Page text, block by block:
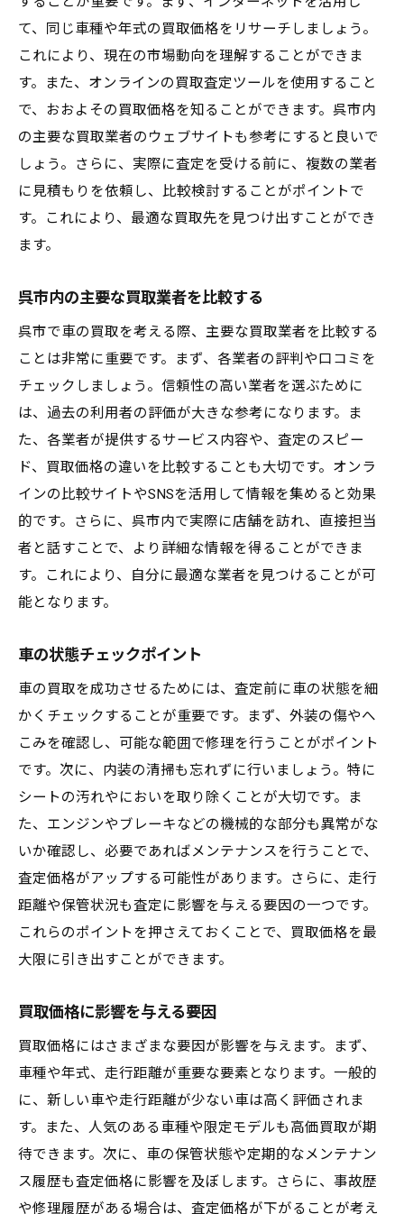
査定時のコミュニケーションポイント
買取業者と交渉するコツ
買取後の手続きと注意点
呉市の買取業者の選び方
呉市で車の買取価格をアップするための具体的
な方法
買取査定のタイミングを見極める
車の売却前にすべきこと
買取業者に高値を引き出す交渉術
車の買取相場を把握する
信頼できる買取業者の選び方
業者の評価基準を理解する
買取価格に影響する要因を学ぶ
査定を依頼する際のポイント
査定後の交渉術
て、同じ車種や年式の買取価格をリサーチしましょう。
これにより、現在の市場動向を理解することができま
す。また、オンラインの買取査定ツールを使用すること
で、おおよその買取価格を知ることができます。呉市内
の主要な買取業者のウェブサイトも参考にすると良いで
しょう。さらに、実際に査定を受ける前に、複数の業者
に見積もりを依頼し、比較検討することがポイントで
す。これにより、最適な買取先を見つけ出すことができ
ます。
呉市内の主要な買取業者を比較する
呉市で車の買取を考える際、主要な買取業者を比較する
ことは非常に重要です。まず、各業者の評判や口コミを
チェックしましょう。信頼性の高い業者を選ぶために
は、過去の利用者の評価が大きな参考になります。ま
た、各業者が提供するサービス内容や、査定のスピー
ド、買取価格の違いを比較することも大切です。オンラ
インの比較サイトやSNSを活用して情報を集めると効果
的です。さらに、呉市内で実際に店舗を訪れ、直接担当
者と話すことで、より詳細な情報を得ることができま
す。これにより、自分に最適な業者を見つけることが可
能となります。
車の状態チェックポイント
車の買取を成功させるためには、査定前に車の状態を細
かくチェックすることが重要です。まず、外装の傷やへ
こみを確認し、可能な範囲で修理を行うことがポイント
です。次に、内装の清掃も忘れずに行いましょう。特に
シートの汚れやにおいを取り除くことが大切です。ま
た、エンジンやブレーキなどの機械的な部分も異常がな
いか確認し、必要であればメンテナンスを行うことで、
査定価格がアップする可能性があります。さらに、走行
距離や保管状況も査定に影響を与える要因の一つです。
これらのポイントを押さえておくことで、買取価格を最
大限に引き出すことができます。
買取価格に影響を与える要因
買取価格にはさまざまな要因が影響を与えます。まず、
車種や年式、走行距離が重要な要素となります。一般的
に、新しい車や走行距離が少ない車は高く評価されま
す。また、人気のある車種や限定モデルも高価買取が期
待できます。次に、車の保管状態や定期的なメンテナン
ス履歴も査定価格に影響を及ぼします。さらに、事故歴
や修理履歴がある場合は、査定価格が下がることが考え